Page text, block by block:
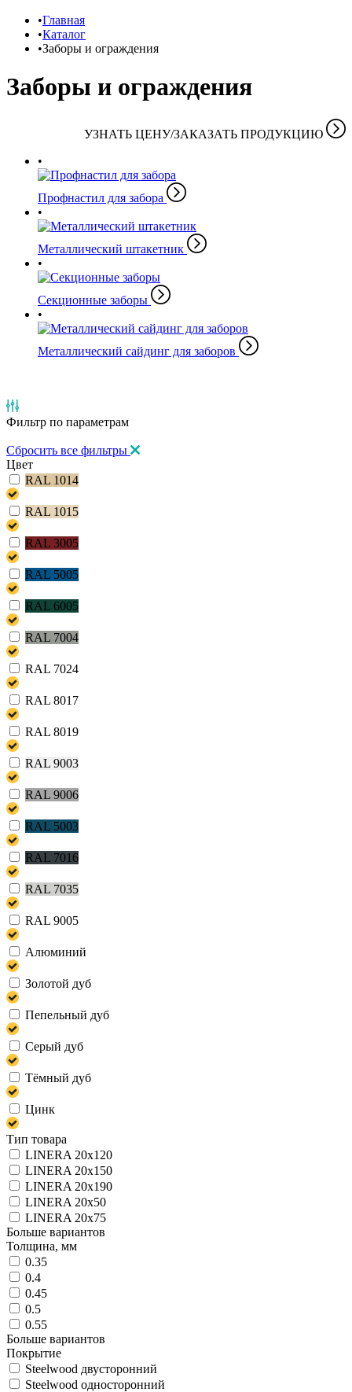
Главная
Каталог
Заборы и ограждения
Заборы и ограждения
УЗНАТЬ ЦЕНУ/ЗАКАЗАТЬ ПРОДУКЦИЮ
Профнастил для забора
Металлический штакетник
Секционные заборы
Металлический сайдинг для заборов
Фильтр по параметрам
Сбросить все фильтры
Цвет
RAL 1014
RAL 1015
RAL 3005
RAL 5005
RAL 6005
RAL 7004
RAL 7024
RAL 8017
RAL 8019
RAL 9003
RAL 9006
RAL 5003
RAL 7016
RAL 7035
RAL 9005
Алюминий
Золотой дуб
Пепельный дуб
Серый дуб
Тёмный дуб
Цинк
Тип товара
LINERA 20х120
LINERA 20х150
LINERA 20х190
LINERA 20х50
LINERA 20х75
Больше вариантов
Толщина, мм
0.35
0.4
0.45
0.5
0.55
Больше вариантов
Покрытие
Steelwood двусторонний
Steelwood односторонний